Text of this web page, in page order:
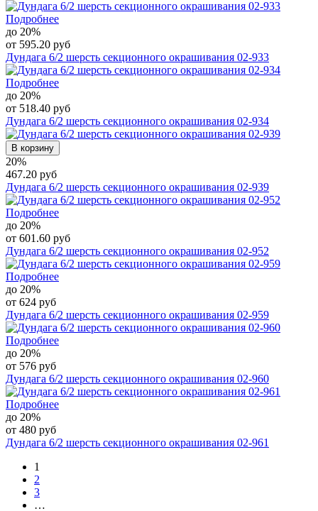
Подробнее
до 20%
от 595.20 руб
Дундага 6/2 шерсть секционного окрашивания 02-933
Подробнее
до 20%
от 518.40 руб
Дундага 6/2 шерсть секционного окрашивания 02-934
В корзину
20%
467.20 руб
Дундага 6/2 шерсть секционного окрашивания 02-939
Подробнее
до 20%
от 601.60 руб
Дундага 6/2 шерсть секционного окрашивания 02-952
Подробнее
до 20%
от 624 руб
Дундага 6/2 шерсть секционного окрашивания 02-959
Подробнее
до 20%
от 576 руб
Дундага 6/2 шерсть секционного окрашивания 02-960
Подробнее
до 20%
от 480 руб
Дундага 6/2 шерсть секционного окрашивания 02-961
1
2
3
…